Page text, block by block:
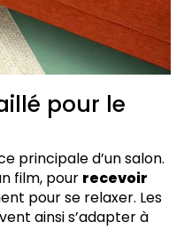
pour le
principale d’un salon.
film, pour recevoir
pour se relaxer. Les
ainsi s’adapter à